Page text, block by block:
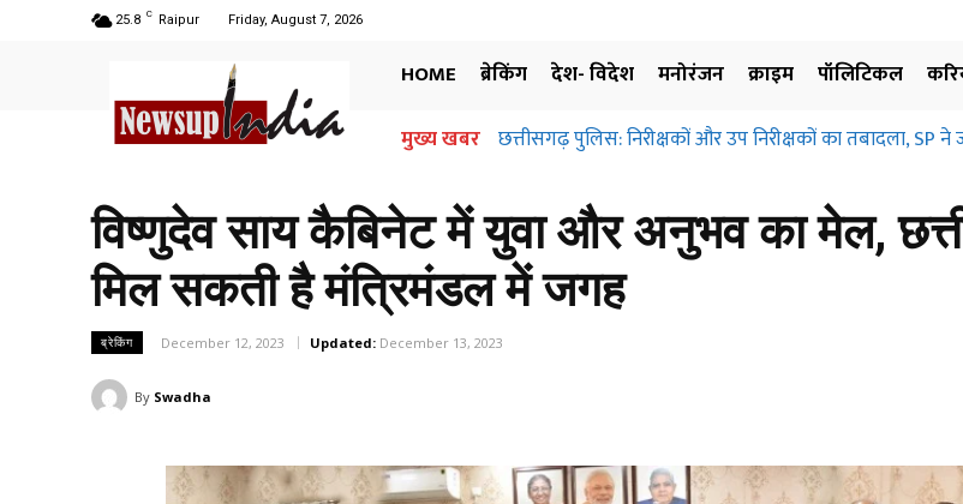
25.8 C Raipur Friday, August 7, 2026
HOME ब्रेकिंग देश- विदेश मनोरंजन क्राइम पॉलिटिकल
मुख्य खबर छत्तीसगढ़ पुलिस: निरीक्षकों और उप निरीक्षकों का तबादला, SP
विष्णुदेव साय कैबिनेट में युवा और अनुभव का मेल,
मिल सकती है मंत्रिमंडल में जगह
ब्रेकिंग December 12, 2023 Updated: December 13, 2023
By Swadha